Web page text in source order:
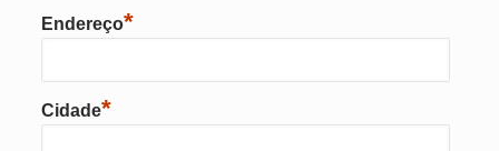
Endereço*
Cidade*